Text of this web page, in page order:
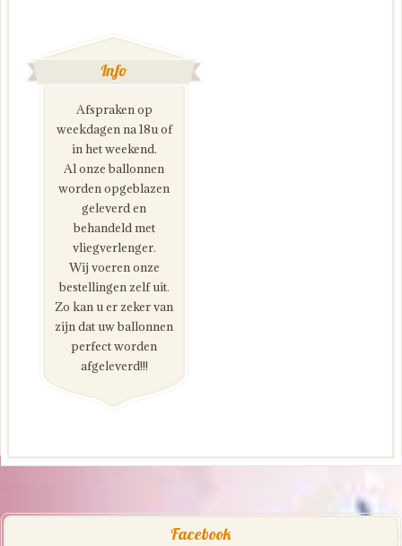
Info
Afspraken op
weekdagen na 18u of
in het weekend.
Al onze ballonnen
worden opgeblazen
geleverd en
behandeld met
vliegverlenger.
Wij voeren onze
bestellingen zelf uit.
Zo kan u er zeker van
zijn dat uw ballonnen
perfect worden
afgeleverd!!!
Facebook